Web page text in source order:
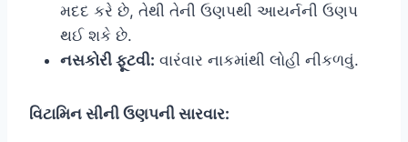
મદદ કરે છે, તેથી તેની ઉણપથી આયર્નની ઉણપ
થઈ શકે છે.
નસકોરી ફૂટવી: વારંવાર નાકમાંથી લોહી નીકળવું.
વિટામિન સીની ઉણપની સારવાર: